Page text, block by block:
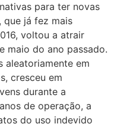
para ter novas
que já fez mais
voltou a atrair
maio do ano passado.
aleatoriamente em
cresceu em
durante a
de operação, a
do uso indevido